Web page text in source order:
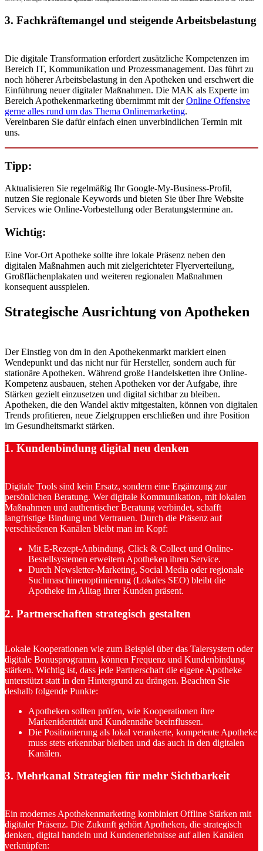
3. Fachkräftemangel und steigende Arbeitsbelastung
Die digitale Transformation erfordert zusätzliche Kompetenzen im
Bereich IT, Kommunikation und Prozessmanagement. Das führt zu
noch höherer Arbeitsbelastung in den Apotheken und erschwert die
Einführung neuer digitaler Maßnahmen. Die MAK als Experte im
Bereich Apothekenmarketing übernimmt mit derOnline Offensive
gerne alles rund um das Thema Onlinemarketing.
Vereinbaren Sie dafür einfach einen unverbindlichen Termin mit
uns.
Tipp:
Aktualisieren Sie regelmäßig Ihr Google-My-Business-Profil,
nutzen Sie regionale Keywords und bieten Sie über Ihre Website
Services wie Online-Vorbestellung oder Beratungstermine an.
Wichtig:
Eine Vor-Ort Apotheke sollte ihre lokale Präsenz neben den
digitalen Maßnahmen auch mit zielgerichteter Flyerverteilung,
Großflächenplakaten und weiteren regionalen Maßnahmen
konsequent ausspielen.
Strategische Ausrichtung von Apotheken
Der Einstieg von dm in den Apothekenmarkt markiert einen
Wendepunkt und das nicht nur für Hersteller, sondern auch für
stationäre Apotheken. Während große Handelsketten ihre Online-
Kompetenz ausbauen, stehen Apotheken vor der Aufgabe, ihre
Stärken gezielt einzusetzen und digital sichtbar zu bleiben.
Apotheken, die den Wandel aktiv mitgestalten, können von digitalen
Trends profitieren, neue Zielgruppen erschließen und ihre Position
im Gesundheitsmarkt stärken.
1. Kundenbindung digital neu denken
Digitale Tools sind kein Ersatz, sondern eine Ergänzung zur
persönlichen Beratung. Wer digitale Kommunikation, mit lokalen
Maßnahmen und authentischer Beratung verbindet, schafft
langfristige Bindung und Vertrauen. Durch die Präsenz auf
verschiedenen Kanälen bleibt man im Kopf:
Mit E-Rezept-Anbindung, Click & Collect und Online-
Bestellsystemen erweitern Apotheken ihren Service.
Durch Newsletter-Marketing, Social Media oder regionale
Suchmaschinenoptimierung (Lokales SEO) bleibt die
Apotheke im Alltag ihrer Kunden präsent.
2. Partnerschaften strategisch gestalten
Lokale Kooperationen wie zum Beispiel über das Talersystem oder
digitale Bonusprogramm, können Frequenz und Kundenbindung
stärken. Wichtig ist, dass jede Partnerschaft die eigene Apotheke
unterstützt statt in den Hintergrund zu drängen. Beachten Sie
deshalb folgende Punkte:
Apotheken sollten prüfen, wie Kooperationen ihre
Markenidentität und Kundennähe beeinflussen.
Die Positionierung als lokal verankerte, kompetente Apotheke
muss stets erkennbar bleiben und das auch in den digitalen
Kanälen.
3. Mehrkanal Strategien für mehr Sichtbarkeit
Ein modernes Apothekenmarketing kombiniert Offline Stärken mit
digitaler Präsenz. Die Zukunft gehört Apotheken, die strategisch
denken, digital handeln und Kundenerlebnisse auf allen Kanälen
verknüpfen: